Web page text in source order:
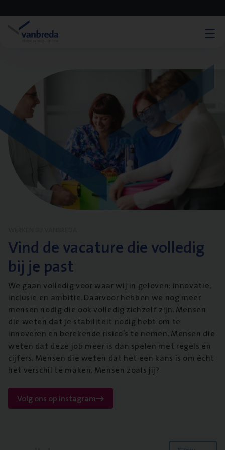
Vind de vacature die volledig
bij je past
We gaan volledig voor waar wij in geloven: innovatie,
inclusie en ambitie. Daarvoor hebben we nog meer
mensen nodig die ook volledig zichzelf zijn. Mensen
die weten dat je stabiliteit nodig hebt om te
innoveren en berekende risico’s te nemen. Mensen die
weten dat deze job meer is dan spelen met regels en
cijfers. Mensen die weten dat het een kans is om écht
het verschil te maken. Mensen zoals jij?
Volg ons op instagram